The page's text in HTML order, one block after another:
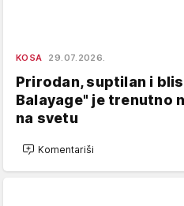
KOSA 29.07.2026.
Prirodan, suptilan i
Balayage" je trenutno
na svetu
Komentariši